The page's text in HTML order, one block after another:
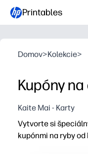
Printables
Domov>Kolekcie>
Kupóny
Kaite Mai - Karty
Vytvorte si
kupónmi na ryby od